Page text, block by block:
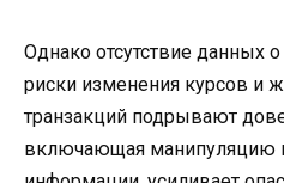
Однако отсутствие данных
риски изменения курсов и
транзакций подрывают
включающая манипуляцию